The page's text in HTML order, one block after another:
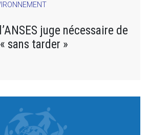
juge nécessaire de
sans tarder »